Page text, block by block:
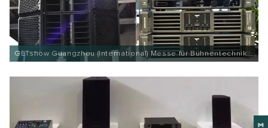
GETshow Guangzhou (International) Messe für Bühnentechnik
und intelligente Audio- und Lichttechnologie 2019